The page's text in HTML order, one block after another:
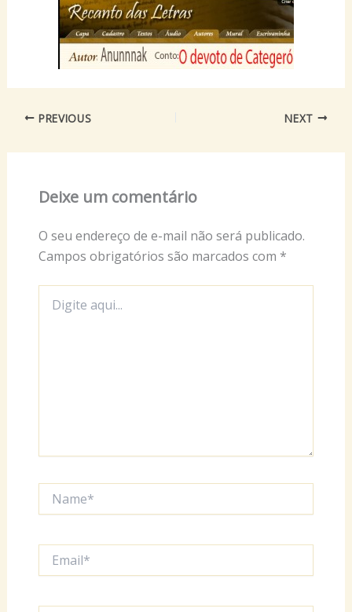
PREVIOUS NEXT
Deixe um comentário
O seu endereço de e-mail não será publicado.
Campos obrigatórios são marcados com *
aqui...